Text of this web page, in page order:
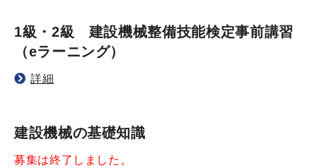
1級・2級 建設機械整備技能検定事前講習
（eラーニング）
詳細
建設機械の基礎知識
募集は終了しました。